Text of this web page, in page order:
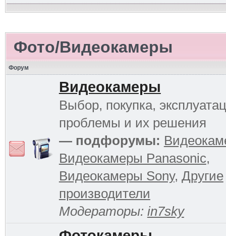
Фото/Видеокамеры
Форум
Видеокамеры
Выбор, покупка,
проблемы и их решения
— подфорумы:
Видеокамеры Panasonic,
Видеокамеры Sony, Другие
производители
Модераторы: in7sky